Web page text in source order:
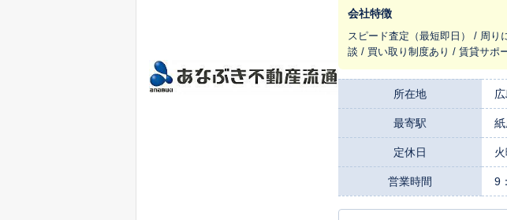
会社特徴
スピード査定（最短即日） / 周
談 / 買い取り制度あり / 賃貸サポ
所在地
最寄駅
定休日
営業時間 9